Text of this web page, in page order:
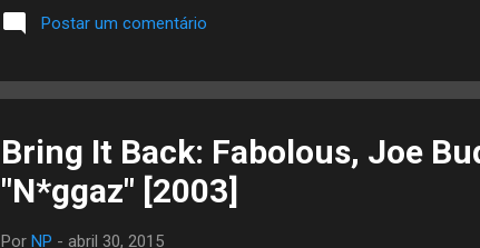
Postar um comentário
Bring It Back: Fabolous, Joe
"N*ggaz" [2003]
Por NP - abril 30, 2015